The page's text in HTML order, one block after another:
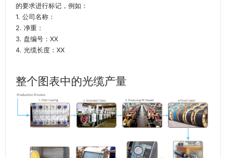
的要求进行标记，例如：
1. 公司名称：
2. 净重：
3. 盘编号：XX
4. 光缆长度：XX
整个图表中的光缆产量